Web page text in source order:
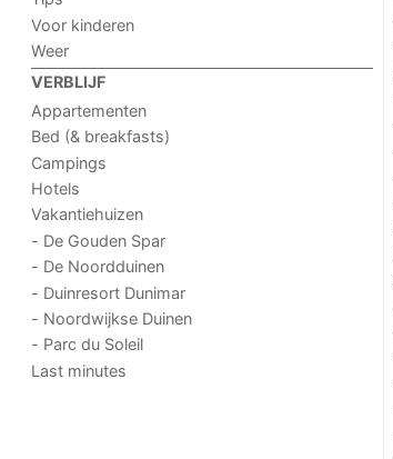
Voor kinderen
Weer
VERBLIJF
Appartementen
Bed (& breakfasts)
Campings
Hotels
Vakantiehuizen
- De Gouden Spar
- De Noordduinen
- Duinresort Dunimar
- Noordwijkse Duinen
- Parc du Soleil
Last minutes